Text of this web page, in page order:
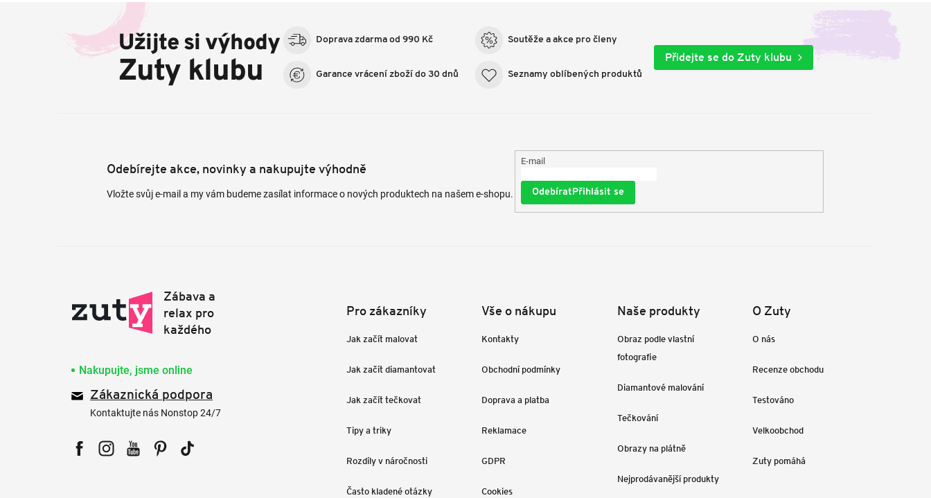
Užijte si výhody
Zuty klubu
Doprava zdarma od 990 Kč
Garance vrácení zboží do 30 dnů
Soutěže a akce pro členy
Seznamy oblíbených produktů
Přidejte se do Zuty klubu
Odebírejte akce, novinky a nakupujte výhodně
Vložte svůj e-mail a my vám budeme zasílat informace o nových produktech na našem e-shopu.
E-mail
Přihlásit se
Nakupujte, jsme online
Zákaznická podpora
Kontaktujte nás Nonstop 24/7
Pro zákazníky
Jak začít malovat
Jak začít diamantovat
Jak začít tečkovat
Tipy a triky
Rozdíly v náročnosti
Často kladené otázky
Vše o nákupu
Kontakty
Obchodní podmínky
Doprava a platba
Reklamace
GDPR
Cookies
Naše produkty
Obraz podle vlastní
fotografie
Diamantové malování
Tečkování
Obrazy na plátně
Nejprodávanější produkty
O Zuty
O nás
Recenze obchodu
Testováno
Velkoobchod
Zuty pomáhá